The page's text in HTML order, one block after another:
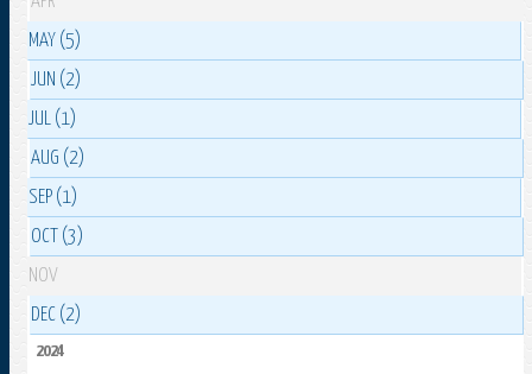
MAY (5)
JUN (2)
JUL (1)
AUG (2)
SEP (1)
OCT (3)
NOV
DEC (2)
2024